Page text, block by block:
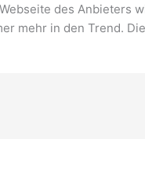
des Anbieters
mehr in den Trend.